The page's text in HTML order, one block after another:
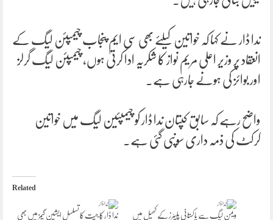
ندا ڈار نے کہا کہ خواتین کیلئے بھی سی ایم پنجاب چیمپئن لیگ کے
انعقاد پر وزیر اعلی مریم نواز کا شکریہ ادا کرتی ہوں، چیمپئن لیگ گرلز
اور بوائز کی ہونے جارہی ہے۔
واضح رہے کہ سابق کپتان ندا ڈار کو چیمپئین لیگ میں خواتین
کرکٹ کی ذمہ داری سونپی گئی ہے۔
Related
ندا ڈار کا جیت کا تسلسل ایشین گیمز میں بھی
ویمن لیگ سے پاکستانی پلیئرز کے کھیل میں